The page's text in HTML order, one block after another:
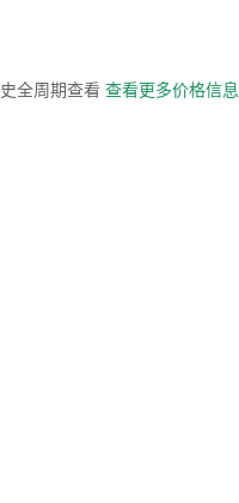
全周期查看 查看更多价格信息